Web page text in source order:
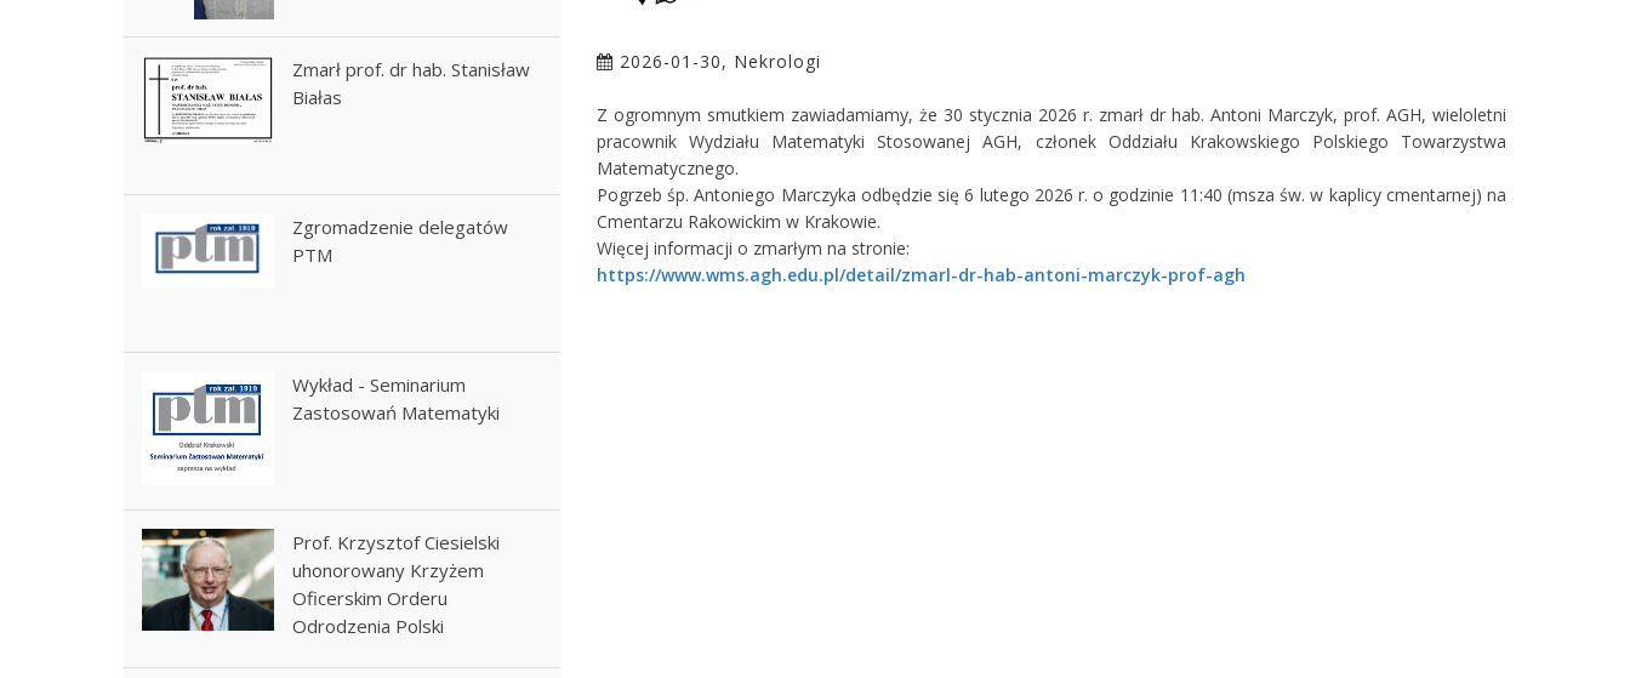
Zmarł prof. dr hab. Stanisław
Białas
Zgromadzenie delegatów
PTM
Wykład - Seminarium
Zastosowań Matematyki
Prof. Krzysztof Ciesielski
uhonorowany Krzyżem
Oficerskim Orderu
Odrodzenia Polski
2026-01-30, Nekrologi
Z ogromnym smutkiem zawiadamiamy, że 30 stycznia 2026 r. zmarł dr hab. Antoni Marczyk, prof. AGH, wieloletni
pracownik Wydziału Matematyki Stosowanej AGH, członek Oddziału Krakowskiego Polskiego Towarzystwa
Matematycznego.
Pogrzeb śp. Antoniego Marczyka odbędzie się 6 lutego 2026 r. o godzinie 11:40 (msza św. w kaplicy cmentarnej) na
Cmentarzu Rakowickim w Krakowie.
Więcej informacji o zmarłym na stronie:
https://www.wms.agh.edu.pl/detail/zmarl-dr-hab-antoni-marczyk-prof-agh